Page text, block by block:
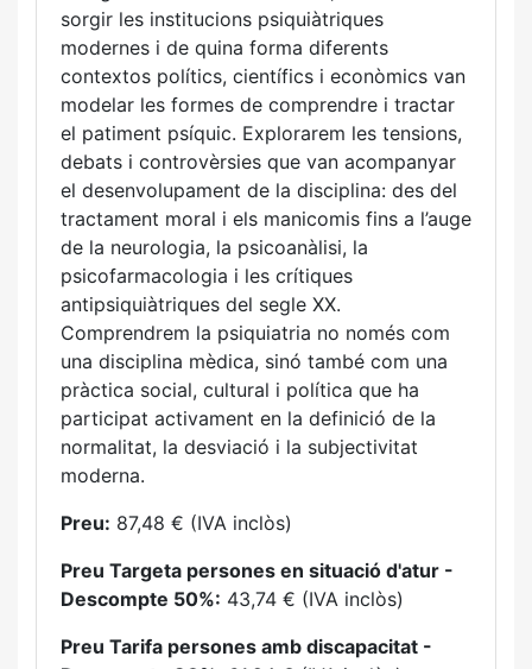
sorgir les institucions psiquiàtriques
modernes i de quina forma diferents
contextos polítics, científics i econòmics van
modelar les formes de comprendre i tractar
el patiment psíquic. Explorarem les tensions,
debats i controvèrsies que van acompanyar
el desenvolupament de la disciplina: des del
tractament moral i els manicomis fins a l’auge
de la neurologia, la psicoanàlisi, la
psicofarmacologia i les crítiques
antipsiquiàtriques del segle XX.
Comprendrem la psiquiatria no només com
una disciplina mèdica, sinó també com una
pràctica social, cultural i política que ha
participat activament en la definició de la
normalitat, la desviació i la subjectivitat
moderna.
Preu: 87,48 € (IVA inclòs)
Preu Targeta persones en situació d'atur -
Descompte 50%: 43,74 € (IVA inclòs)
Preu Tarifa persones amb discapacitat -